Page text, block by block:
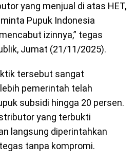
yang menjual di atas HET,
Pupuk Indonesia
izinnya,” tegas
Jumat (21/11/2025).
tersebut sangat
pemerintah telah
subsidi hingga 20 persen.
yang terbukti
langsung diperintahkan
tanpa kompromi.